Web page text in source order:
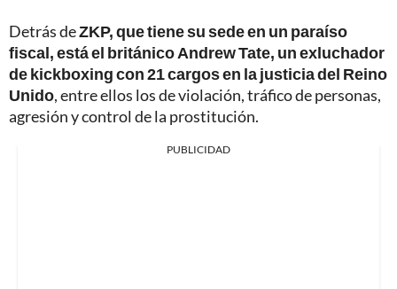
Detrás deZKP, que tiene su sede en un paraíso
fiscal, está el británico Andrew Tate, un exluchador
de kickboxing con 21 cargos en la justicia del Reino
Unido, entre ellos los de violación, tráfico de personas,
agresión y control de la prostitución.
PUBLICIDAD